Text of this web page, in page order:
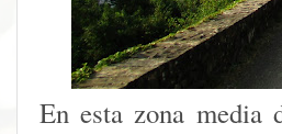
En esta zona media